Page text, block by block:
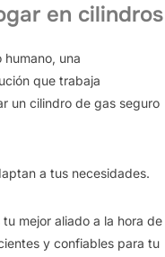
en cilindros
humano, una
que trabaja
un cilindro de gas seguro
a tus necesidades.
tu mejor aliado a la hora de
y confiables para tu